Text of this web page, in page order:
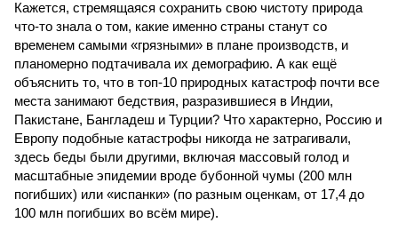
Кажется, стремящаяся сохранить свою чистоту природа
что-то знала о том, какие именно страны станут со
временем самыми «грязными» в плане производств, и
планомерно подтачивала их демографию. А как ещё
объяснить то, что в топ-10 природных катастроф почти все
места занимают бедствия, разразившиеся в Индии,
Пакистане, Бангладеш и Турции? Что характерно, Россию и
Европу подобные катастрофы никогда не затрагивали,
здесь беды были другими, включая массовый голод и
масштабные эпидемии вроде бубонной чумы (200 млн
погибших) или «испанки» (по разным оценкам, от 17,4 до
100 млн погибших во всём мире).